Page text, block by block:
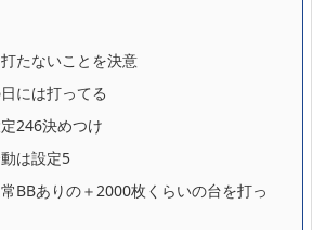
たないことを決意
には打ってる
246決めつけ
は設定5
BBありの＋2000枚くらいの台を打っ